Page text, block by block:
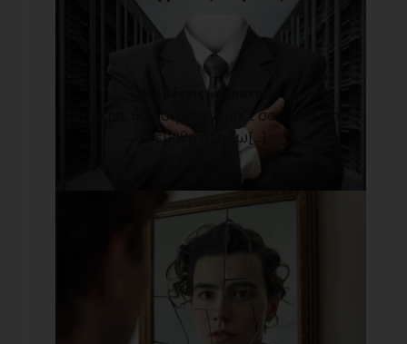
Μη μένεις «αόρατος»!
Σήμερα, θα μοιραστώ μαζί σου κάτι που
έμαθα στη ζω[...]